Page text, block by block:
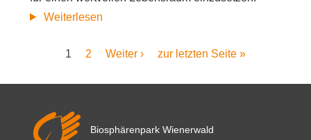
Weiterlesen
Firma
Seitennummerierung
Aktuelle
1 Seite
2
Nächste
Weiter ›
Letzte
zur letzten Seite »
Biosphärenpark Wienerwald